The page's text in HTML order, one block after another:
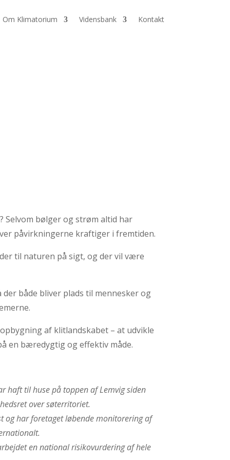
Om Klimatorium Vidensbank Kontakt
bølger og strøm altid har
påvirkningerne kraftiger i fremtiden.
til naturen på sigt, og der vil være
både bliver plads til mennesker og
af klitlandskabet – at udvikle
en bæredygtig og effektiv måde.
haft til huse på toppen af Lemvig siden
over søterritoriet.
og har foretaget løbende monitorering af
en national risikovurdering af hele